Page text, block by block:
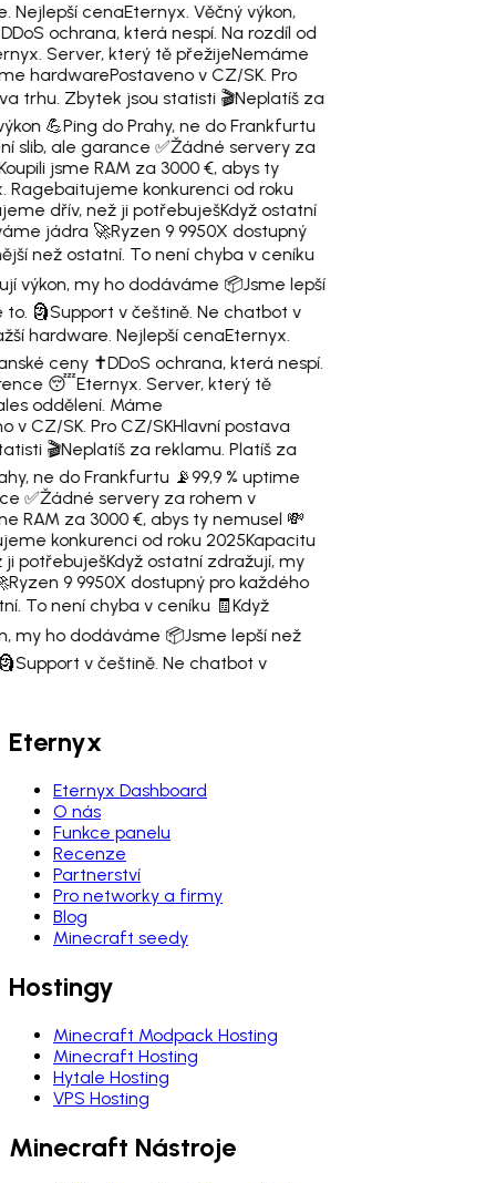
Nejlepší cenaEternyx. Věčný výkon,
DDoS ochrana, která nespí. Na rozdíl od
Server, který tě přežijeNemáme
hardwarePostaveno v CZ/SK. Pro
trhu. Zbytek jsou statisti 🎬Neplatíš za
💪Ping do Prahy, ne do Frankfurtu
slib, ale garance ✅Žádné servery za
jsme RAM za 3000 €, abys ty
Ragebaitujeme konkurenci od roku
dřív, než ji potřebuješKdyž ostatní
jádra 🚀Ryzen 9 9950X dostupný
než ostatní. To není chyba v ceníku
výkon, my ho dodáváme 📦Jsme lepší
to. 🗿Support v češtině. Ne chatbot v
hardware. Nejlepší cenaEternyx.
ceny ✝️DDoS ochrana, která nespí.
😴Eternyx. Server, který tě
oddělení. Máme
v CZ/SK. Pro CZ/SKHlavní postava
🎬Neplatíš za reklamu. Platíš za
ne do Frankfurtu 📡99,9 % uptime
✅Žádné servery za rohem v
RAM za 3000 €, abys ty nemusel 💸
konkurenci od roku 2025Kapacitu
ji potřebuješKdyž ostatní zdražují, my
Ryzen 9 9950X dostupný pro každého
To není chyba v ceníku 🧾Když
my ho dodáváme 📦Jsme lepší než
Support v češtině. Ne chatbot v
Eternyx
Eternyx Dashboard
O nás
Funkce panelu
Recenze
Partnerství
Pro networky a firmy
Blog
Minecraft seedy
Hostingy
Minecraft Modpack Hosting
Minecraft Hosting
Hytale Hosting
VPS Hosting
Minecraft Nástroje